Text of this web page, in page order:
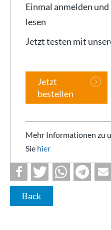
Einmal anmelden
lesen
Jetzt testen mit
Jetzt
bestellen
Mehr Informationen zu
Sie hier
Back